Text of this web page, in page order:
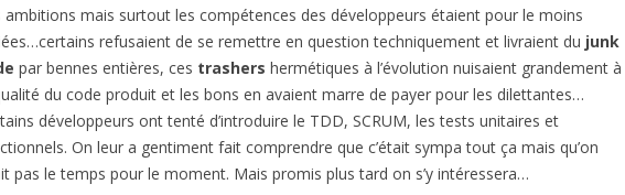
ambitions mais surtout les compétences des développeurs étaient pour le moins
refusaient de se remettre en question techniquement et livraient du junk
par bennes entières, ces trashers hermétiques à l’évolution nuisaient grandement à
du code produit et les bons en avaient marre de payer pour les dilettantes…
développeurs ont tenté d’introduire le TDD, SCRUM, les tests unitaires et
On leur a gentiment fait comprendre que c’était sympa tout ça mais qu’on
pas le temps pour le moment. Mais promis plus tard on s’y intéressera…